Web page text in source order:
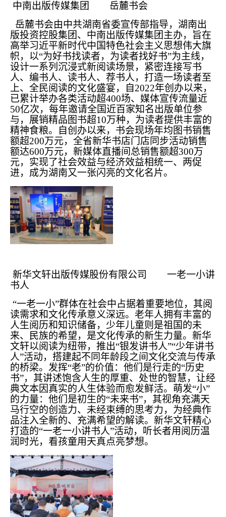
中南出版传媒集团 岳麓书会
岳麓书会由中共湖南省委宣传部指导，湖南出
版投资控股集团、中南出版传媒集团主办，旨在
高举习近平新时代中国特色社会主义思想伟大旗
帜，以“为好书找读者，为读者找好书”为主线，
设计一系列沉浸式新阅读场景，紧密连接写书
人、编书人、读书人、荐书人，打造一场读者至
上、全民阅读的文化盛宴，自2022年创办以来，
已累计举办各类活动超400场、媒体宣传流量近
50亿次，每年邀请全国近百家知名出版单位参
与，展销精品图书超10万种，为读者提供丰富的
精神食粮。自创办以来，书会现场年均图书销售
额超200万元，全省新华书店门店同步活动销售
额达600万元，新媒体直播间总销售额超300万
元，实现了社会效益与经济效益相统一、两促
进，成为湖南又一张闪亮的文化名片。
新华文轩出版传媒股份有限公司 一老一小讲
书人
“一老一小”群体在社会中占据着重要地位，其阅
读需求和文化传承意义深远。老年人拥有丰富的
人生阅历和知识储备，少年儿童则是祖国的未
来、民族的希望，是文化传承的新生力量。新华
文轩以阅读为纽带，推出“银发讲书人”“少年讲书
人”活动，搭建起不同年龄段之间文化交流与传承
的桥梁。发挥“老”的价值：他们是行走的“历史
书”，其讲述饱含人生的厚重、处世的智慧，让经
典文本因真实的人生体验而愈发鲜活。萌发“小”
的力量：他们是初生的“未来书”，其视角充满天
马行空的创造力、未经束缚的思考力，为经典作
品注入全新的、充满希望的解读。新华文轩精心
打造的“一老一小讲书人”活动，听长者用阅历温
润时光，看孩童用天真点亮梦想。